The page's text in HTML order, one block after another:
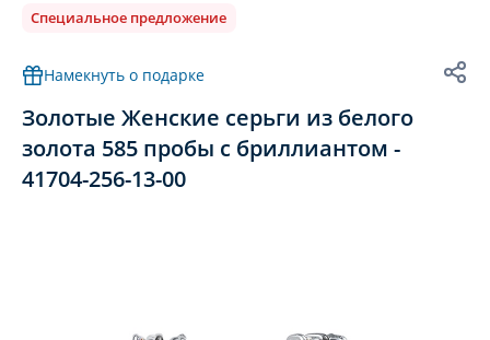
Специальное предложение
Намекнуть о подарке
Золотые Женские серьги из белого
золота 585 пробы с бриллиантом -
41704-256-13-00